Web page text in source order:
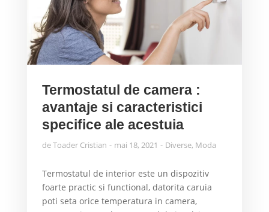
Termostatul de camera :
avantaje si caracteristici
specifice ale acestuia
deToader Cristian mai 18, 2021 Diverse, Moda
Termostatul de interior este un dispozitiv
foarte practic si functional, datorita caruia
poti seta orice temperatura in camera,